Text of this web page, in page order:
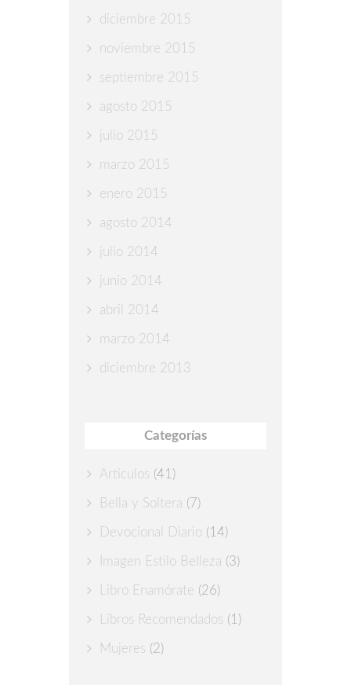
diciembre 2015
noviembre 2015
septiembre 2015
agosto 2015
julio 2015
marzo 2015
enero 2015
agosto 2014
julio 2014
junio 2014
abril 2014
marzo 2014
diciembre 2013
Categorías
Articulos (41)
Bella y Soltera (7)
Devocional Diario (14)
Imagen Estilo Belleza (3)
Libro Enamórate (26)
Libros Recomendados (1)
Mujeres (2)